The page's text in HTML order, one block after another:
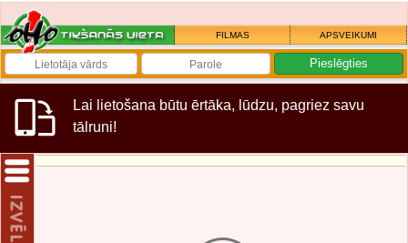
FILMAS APSVEIKUMI
Lai lietošana būtu ērtāka, lūdzu, pagriez savu
tālruni!